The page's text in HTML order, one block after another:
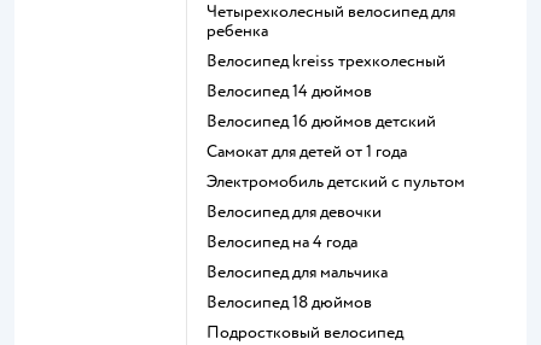
Четырехколесный велосипед для
ребенка
Велосипед kreiss трехколесный
Велосипед 14 дюймов
Велосипед 16 дюймов детский
Самокат для детей от 1 года
Электромобиль детский с пультом
Велосипед для девочки
Велосипед на 4 года
Велосипед для мальчика
Велосипед 18 дюймов
Подростковый велосипед